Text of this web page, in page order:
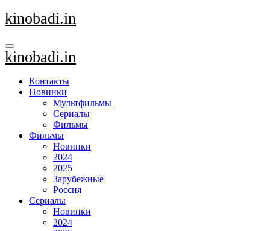
Перейти
к
kinobadi.in
kinobadi.in
Контакты
Новинки
Мультфильмы
Сериалы
Фильмы
Фильмы
Новинки
2024
2025
Зарубежные
Россия
Сериалы
Новинки
2024